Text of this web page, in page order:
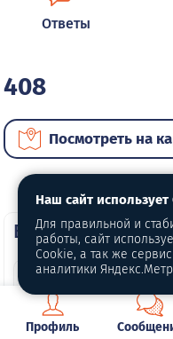
Ответы
408
Посмотреть на
ВИП автомобили
Профиль
Наш сайт использует
Для правильной и
работы, сайт
Cookie, а так же
аналитики